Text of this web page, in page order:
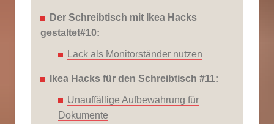
Der Schreibtisch mit Ikea Hacks
gestaltet#10:
Lack als Monitorständer nutzen
Ikea Hacks für den Schreibtisch #11:
Unauffällige Aufbewahrung für
Dokumente